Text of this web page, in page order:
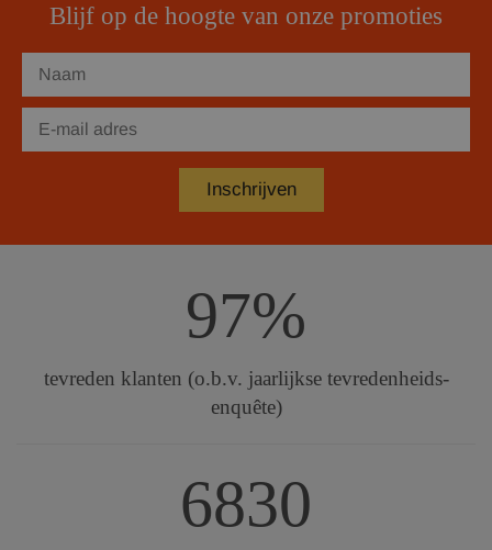
Blijf op de hoogte van onze promoties
97%
tevreden klanten (o.b.v. jaarlijkse tevredenheids-
enquête)
6830